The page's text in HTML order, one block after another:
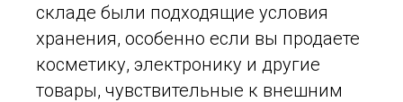
складе были подходящие условия
хранения, особенно если вы продаете
косметику, электронику и другие
товары, чувствительные к внешним